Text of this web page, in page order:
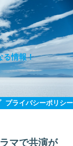
る情報！
プライバシーポリシー
マで共演が